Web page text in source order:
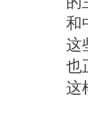
和
这
也
这